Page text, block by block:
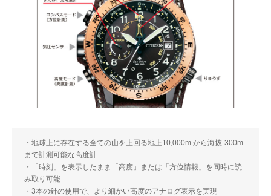
・地球上に存在する全ての山を上回る地上10,000m から海抜-300m
まで計測可能な高度計
・「時刻」を表示したまま「高度」または「方位情報」を同時に読
み取り可能
・3本の針の使用で、より細かい高度のアナログ表示を実現